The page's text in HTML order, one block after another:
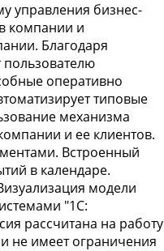
управления бизнес-
компании и
Благодаря
оперативно
типовые
механизма
и ее клиентов.
Встроенный
в календаре.
модели
"1С:
рассчитана на работу
не имеет ограничения